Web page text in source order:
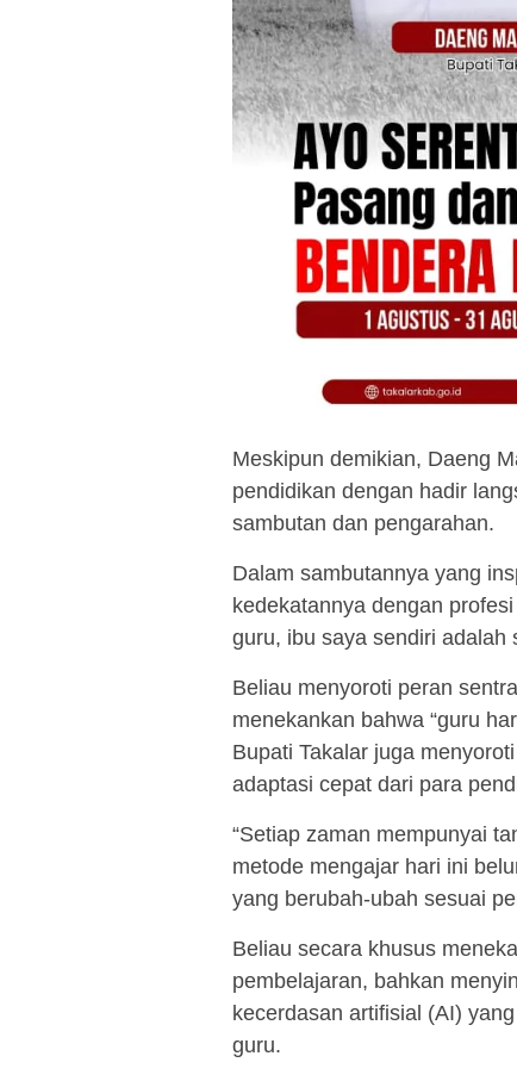
Meskipun demikian, Daeng
pendidikan dengan hadir
sambutan dan pengarahan.
Dalam sambutannya yang
kedekatannya dengan
guru, ibu saya sendiri adalah
Beliau menyoroti peran
menekankan bahwa “guru
Bupati Takalar juga
adaptasi cepat dari para
“Setiap zaman mempunyai
metode mengajar hari ini
yang berubah-ubah sesuai
Beliau secara khusus
pembelajaran, bahkan
kecerdasan artifisial (AI)
guru.